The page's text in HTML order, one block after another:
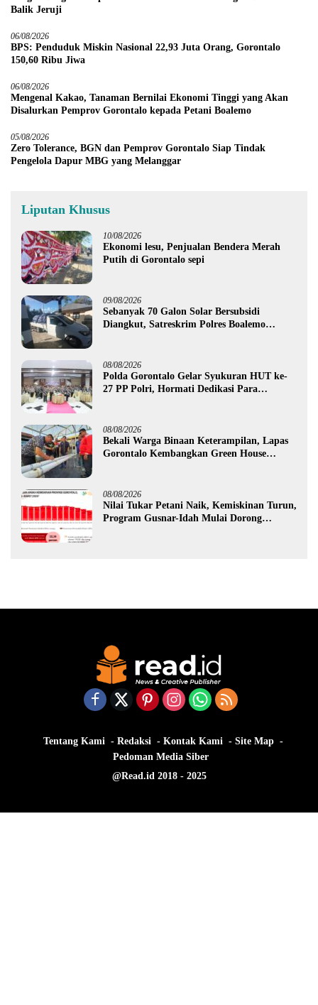
Balik Jeruji
06/08/2026
BPS: Penduduk Miskin Nasional 22,93 Juta Orang, Gorontalo
150,60 Ribu Jiwa
06/08/2026
Mengenal Kakao, Tanaman Bernilai Ekonomi Tinggi yang Akan
Disalurkan Pemprov Gorontalo kepada Petani Boalemo
05/08/2026
Zero Tolerance, BGN dan Pemprov Gorontalo Siap Tindak
Pengelola Dapur MBG yang Melanggar
Liputan Khusus
10/08/2026
Ekonomi lesu, Penjualan Bendera Merah
Putih di Gorontalo sepi
09/08/2026
Sebanyak 70 Galon Solar Bersubsidi
Diangkut, Satreskrim Polres Boalemo
08/08/2026
Polda Gorontalo Gelar Syukuran HUT ke-
27 PP Polri, Hormati Dedikasi Para
08/08/2026
Bekali Warga Binaan Keterampilan, Lapas
Gorontalo Kembangkan Green House
08/08/2026
Nilai Tukar Petani Naik, Kemiskinan Turun,
Program Gusnar-Idah Mulai Dorong
Tentang Kami Redaksi Kontak Kami
Site Map
Pedoman Media Siber
@Read.id 2018 - 2025